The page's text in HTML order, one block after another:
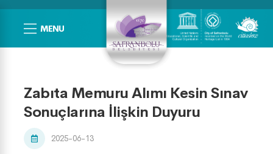
MENU
Zabıta Memuru Alımı Kesin Sınav
Sonuçlarına İlişkin Duyuru
2025-06-13